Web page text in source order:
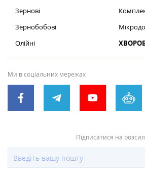
Зернові
Зернобобові
Олійні
Ми в соціальних мережах
Підписатися на